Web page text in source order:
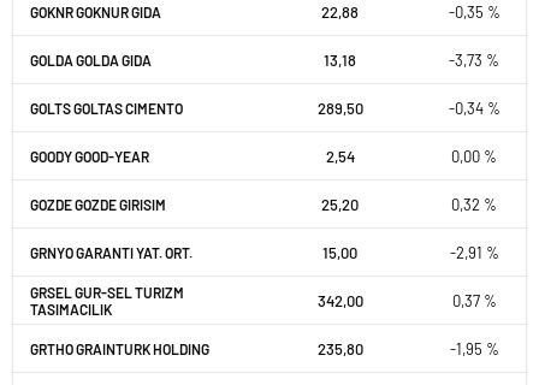
GOKNR GOKNUR GIDA 22,88 -0,35 %
GOLDA GOLDA GIDA 13,18 -3,73 %
GOLTS GOLTAS CIMENTO 289,50 -0,34 %
GOODY GOOD-YEAR 2,54 0,00 %
GOZDE GOZDE GIRISIM 25,20 0,32 %
GRNYO GARANTI YAT. ORT. 15,00 -2,91 %
GRSEL GUR-SEL TURIZM
TASIMACILIK
342,00 0,37 %
GRTHO GRAINTURK HOLDING 235,80 -1,95 %